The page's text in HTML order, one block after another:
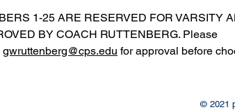
1-25 ARE RESERVED FOR VARSITY
BY COACH RUTTENBERG. Please
gwruttenberg@cps.edu for approval before
© 2021